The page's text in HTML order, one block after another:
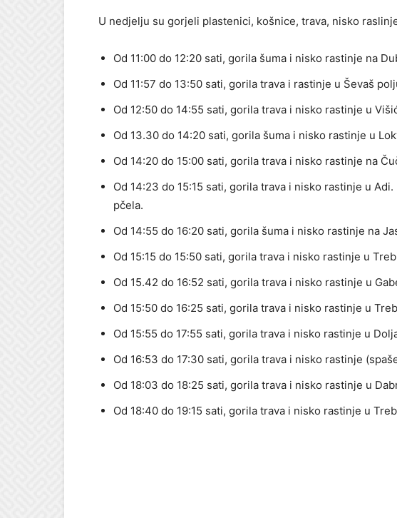
U nedjelju su gorjeli plastenici, košnice, trava, nisko
Od 11:00 do 12:20 sati, gorila šuma i nisko rastinje na
Od 11:57 do 13:50 sati, gorila trava i rastinje u Ševaš
Od 12:50 do 14:55 sati, gorila trava i nisko rastinje u
Od 13.30 do 14:20 sati, gorila šuma i nisko rastinje u
Od 14:20 do 15:00 sati, gorila trava i nisko rastinje na
Od 14:23 do 15:15 sati, gorila trava i nisko rastinje u
pčela.
Od 14:55 do 16:20 sati, gorila šuma i nisko rastinje na
Od 15:15 do 15:50 sati, gorila trava i nisko rastinje u
Od 15.42 do 16:52 sati, gorila trava i nisko rastinje u
Od 15:50 do 16:25 sati, gorila trava i nisko rastinje u
Od 15:55 do 17:55 sati, gorila trava i nisko rastinje u
Od 16:53 do 17:30 sati, gorila trava i nisko rastinje
Od 18:03 do 18:25 sati, gorila trava i nisko rastinje u
Od 18:40 do 19:15 sati, gorila trava i nisko rastinje u